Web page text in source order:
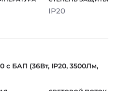
IP20
с БАП (36Вт, IP20, 3500Лм,